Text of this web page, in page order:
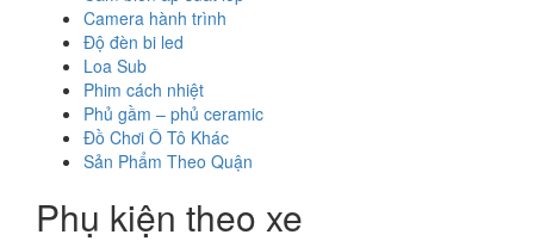
Camera hành trình
Độ đèn bi led
Loa Sub
Phim cách nhiệt
Phủ gầm – phủ ceramic
Đồ Chơi Ô Tô Khác
Sản Phẩm Theo Quận
Phụ kiện theo xe